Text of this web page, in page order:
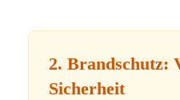
2. Brandschutz:
Sicherheit